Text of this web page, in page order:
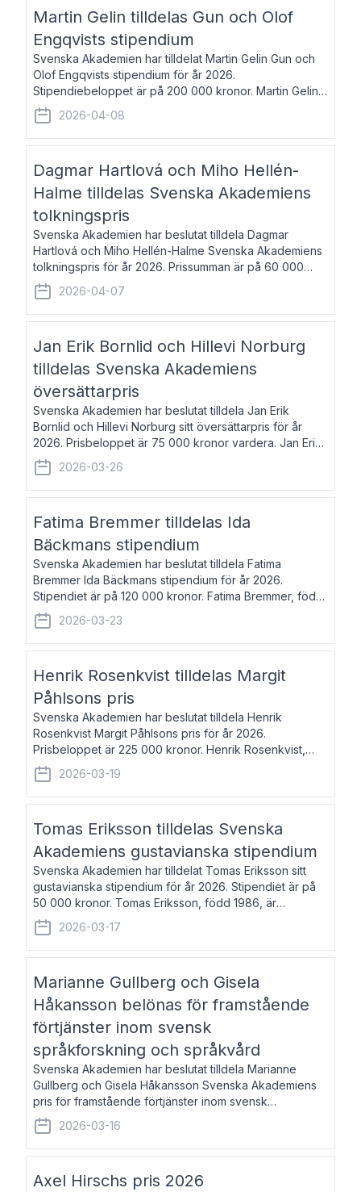
Martin Gelin tilldelas Gun och Olof
Engqvists stipendium
Svenska Akademien har tilldelat Martin Gelin Gun och
Olof Engqvists stipendium för år 2026.
Stipendiebeloppet är på 200 000 kronor. Martin Gelin,
född 1978, är journalist och författare. Han lever
numera i Paris men var under många år bosat
2026-04-08
Dagmar Hartlová och Miho Hellén-
Halme tilldelas Svenska Akademiens
tolkningspris
Svenska Akademien har beslutat tilldela Dagmar
Hartlová och Miho Hellén-Halme Svenska Akademiens
tolkningspris för år 2026. Prissumman är på 60 000
kronor var. Dagmar Hartlová, född 1951, översätter
huvudsakligen från svenska till tjeckiska
2026-04-07
Jan Erik Bornlid och Hillevi Norburg
tilldelas Svenska Akademiens
översättarpris
Svenska Akademien har beslutat tilldela Jan Erik
Bornlid och Hillevi Norburg sitt översättarpris för år
2026. Prisbeloppet är 75 000 kronor vardera. Jan Erik
Bornlid, född 1947, är översättare från tyska. Han är
främst känd för sina översät
2026-03-26
Fatima Bremmer tilldelas Ida
Bäckmans stipendium
Svenska Akademien har beslutat tilldela Fatima
Bremmer Ida Bäckmans stipendium för år 2026.
Stipendiet är på 120 000 kronor. Fatima Bremmer, född
1977, är journalist och författare. Hon utkom i fjol med
boken Ligan. Klarakvarterens blodsyst
2026-03-23
Henrik Rosenkvist tilldelas Margit
Påhlsons pris
Svenska Akademien har beslutat tilldela Henrik
Rosenkvist Margit Påhlsons pris för år 2026.
Prisbeloppet är 225 000 kronor. Henrik Rosenkvist,
född 1965, är professor i nordiska språk vid Göteborgs
universitet. Han disputerade 2004 på avhan
2026-03-19
Tomas Eriksson tilldelas Svenska
Akademiens gustavianska stipendium
Svenska Akademien har tilldelat Tomas Eriksson sitt
gustavianska stipendium för år 2026. Stipendiet är på
50 000 kronor. Tomas Eriksson, född 1986, är
projektledare inom marknadsföring och författare och
utkom i fjol med boken Syndabocken.
2026-03-17
Marianne Gullberg och Gisela
Håkansson belönas för framstående
förtjänster inom svensk
språkforskning och språkvård
Svenska Akademien har beslutat tilldela Marianne
Gullberg och Gisela Håkansson Svenska Akademiens
pris för framstående förtjänster inom svensk
språkforskning och språkvård till minne av Carl Gabriel
och Karin Forsberg för år 2026. Prissumma
2026-03-16
Axel Hirschs pris 2026